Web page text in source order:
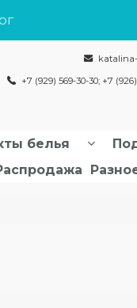
+7 (929) 569-30-30; +7
белья